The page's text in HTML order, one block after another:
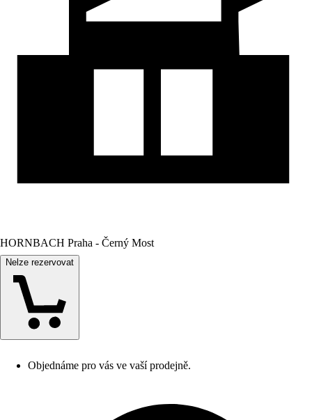
HORNBACH Praha - Černý Most
Nelze rezervovat
Objednáme pro vás ve vaší prodejně.